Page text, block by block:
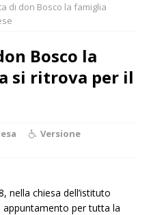
di don Bosco la famiglia
Bosco la
si ritrova per il
Versione
nella chiesa dell’istituto
appuntamento per tutta la